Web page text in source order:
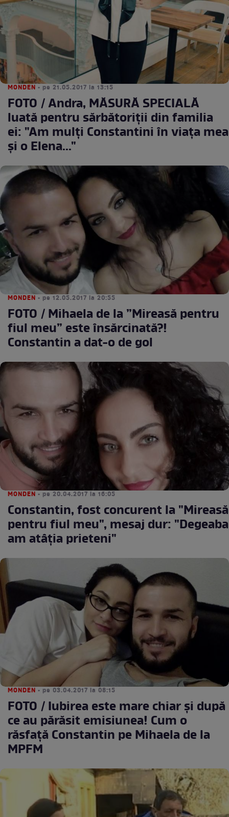
MONDEN • pe 21.05.2017 la 13:15
FOTO / Andra, MĂSURĂ SPECIALĂ
luată pentru sărbătoriţii din familia
ei: "Am mulți Constantini în viața mea
şi o Elena..."
MONDEN • pe 12.05.2017 la 20:55
FOTO / Mihaela de la ”Mireasă pentru
fiul meu” este însărcinată?!
Constantin a dat-o de gol
MONDEN • pe 20.04.2017 la 16:05
Constantin, fost concurent la "Mireasă
pentru fiul meu", mesaj dur: "Degeaba
am atâţia prieteni"
MONDEN • pe 03.04.2017 la 08:15
FOTO / Iubirea este mare chiar și după
ce au părăsit emisiunea! Cum o
răsfață Constantin pe Mihaela de la
MPFM